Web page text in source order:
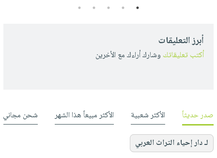
1
2
3
4
5
أبرز التعليقات
أكتب تعليقاتك وشارك أراءك مع الأخرين
صدر حديثاً الأكثر شعبية الأكثر مبيعاً هذا الشهر شحن مجاني
لـ دار إحياء التراث العربي